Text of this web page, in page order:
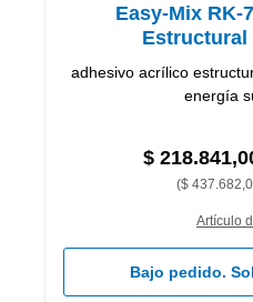
Easy-Mix RK-
Estructural
adhesivo acrílico
energía
$
($
Artículo
Bajo pedido.